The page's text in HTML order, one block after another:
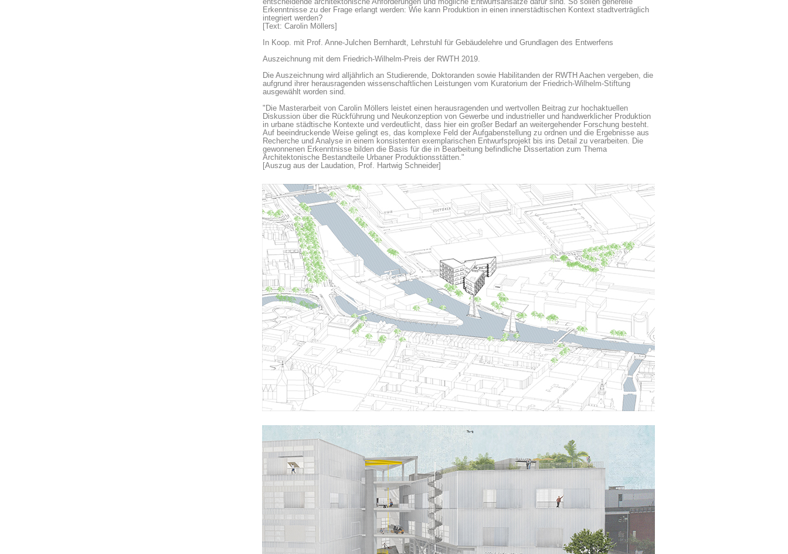
Erkenntnisse zu der Frage erlangt werden: Wie kann Produktion in einen innerstädtischen Kontext stadtverträglich
integriert werden?
[Text: Carolin Möllers]
In Koop. mit Prof. Anne-Julchen Bernhardt, Lehrstuhl für Gebäudelehre und Grundlagen des Entwerfens
Auszeichnung mit dem Friedrich-Wilhelm-Preis der RWTH 2019.
Die Auszeichnung wird alljährlich an Studierende, Doktoranden sowie Habilitanden der RWTH Aachen vergeben, die
aufgrund ihrer herausragenden wissenschaftlichen Leistungen vom Kuratorium der Friedrich-Wilhelm-Stiftung
ausgewählt worden sind.
"Die Masterarbeit von Carolin Möllers leistet einen herausragenden und wertvollen Beitrag zur hochaktuellen
Diskussion über die Rückführung und Neukonzeption von Gewerbe und industrieller und handwerklicher Produktion
in urbane städtische Kontexte und verdeutlicht, dass hier ein großer Bedarf an weitergehender Forschung besteht.
Auf beeindruckende Weise gelingt es, das komplexe Feld der Aufgabenstellung zu ordnen und die Ergebnisse aus
Recherche und Analyse in einem konsistenten exemplarischen Entwurfsprojekt bis ins Detail zu verarbeiten. Die
gewonnenen Erkenntnisse bilden die Basis für die in Bearbeitung befindliche Dissertation zum Thema
Architektonische Bestandteile Urbaner Produktionsstätten."
[Auszug aus der Laudation, Prof. Hartwig Schneider]